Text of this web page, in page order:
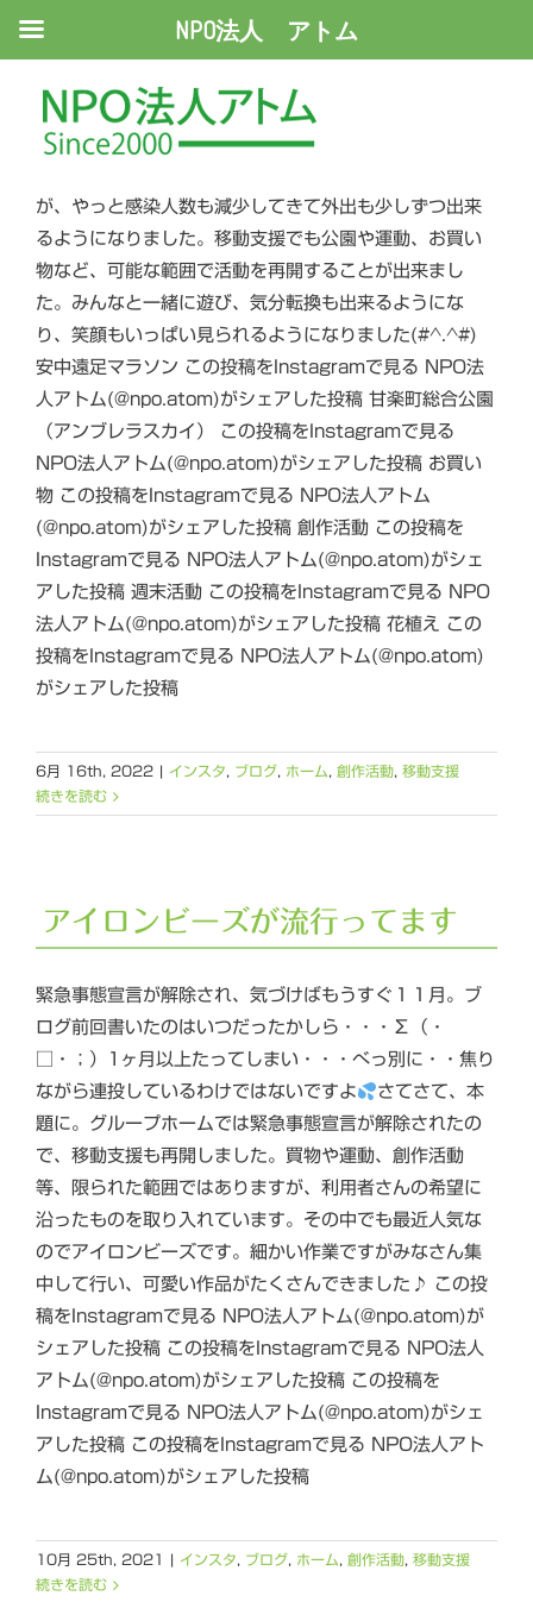
移動支援
こんにちは。あっという間に今年も半年が過ぎようとし
が、やっと感染人数も減少してきて外出も少しずつ出来
るようになりました。移動支援でも公園や運動、お買い
物など、可能な範囲で活動を再開することが出来まし
た。みんなと一緒に遊び、気分転換も出来るようにな
り、笑顔もいっぱい見られるようになりました(#^.^#)
安中遠足マラソン この投稿をInstagramで見る NPO法
人アトム(@npo.atom)がシェアした投稿 甘楽町総合公園
（アンブレラスカイ） この投稿をInstagramで見る
NPO法人アトム(@npo.atom)がシェアした投稿 お買い
物 この投稿をInstagramで見る NPO法人アトム
(@npo.atom)がシェアした投稿 創作活動 この投稿を
Instagramで見る NPO法人アトム(@npo.atom)がシェ
アした投稿 週末活動 この投稿をInstagramで見る NPO
法人アトム(@npo.atom)がシェアした投稿 花植え この
投稿をInstagramで見る NPO法人アトム(@npo.atom)
がシェアした投稿
6月 16th, 2022 | インスタ ブログ ホーム 創作活動 移動支援
続きを読む
アイロンビーズが流行ってます
緊急事態宣言が解除され、気づけばもうすぐ１１月。ブ
ログ前回書いたのはいつだったかしら・・・Σ（・
□・；）1ヶ月以上たってしまい・・・べっ別に・・焦り
ながら連投しているわけではないですよ
さてさて、本
題に。グループホームでは緊急事態宣言が解除されたの
で、移動支援も再開しました。買物や運動、創作活動
等、限られた範囲ではありますが、利用者さんの希望に
沿ったものを取り入れています。その中でも最近人気な
のでアイロンビーズです。細かい作業ですがみなさん集
中して行い、可愛い作品がたくさんできました♪ この投
稿をInstagramで見る NPO法人アトム(@npo.atom)が
シェアした投稿 この投稿をInstagramで見る NPO法人
アトム(@npo.atom)がシェアした投稿 この投稿を
Instagramで見る NPO法人アトム(@npo.atom)がシェ
アした投稿 この投稿をInstagramで見る NPO法人アト
ム(@npo.atom)がシェアした投稿
10月 25th, 2021 | インスタ ブログ ホーム 創作活動 移動支援
続きを読む
NPO法人 アトム